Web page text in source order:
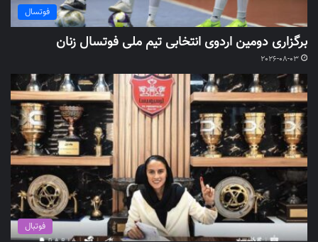
فوتسال
برگزاری دومین اردوی انتخابی تیم ملی فوتسال زنان
2026-08-03
فوتبال